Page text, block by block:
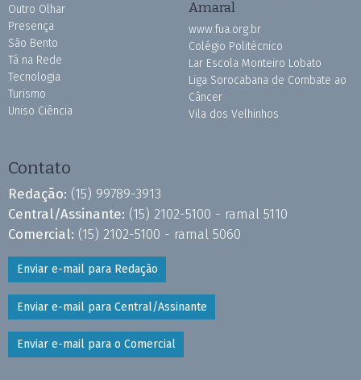
Outro Olhar
Presença
São Bento
Tá na Rede
Tecnologia
Turismo
Uniso Ciência
Amaral
www.fua.org.br
Colégio Politécnico
Lar Escola Monteiro Lobato
Liga Sorocabana de Combate ao
Câncer
Vila dos Velhinhos
Contato
Redação: (15) 99789-3913
Central/Assinante: (15) 2102-5100 - ramal 5110
Comercial: (15) 2102-5100 - ramal 5060
Enviar e-mail para Redação
Enviar e-mail para Central/Assinante
Enviar e-mail para o Comercial